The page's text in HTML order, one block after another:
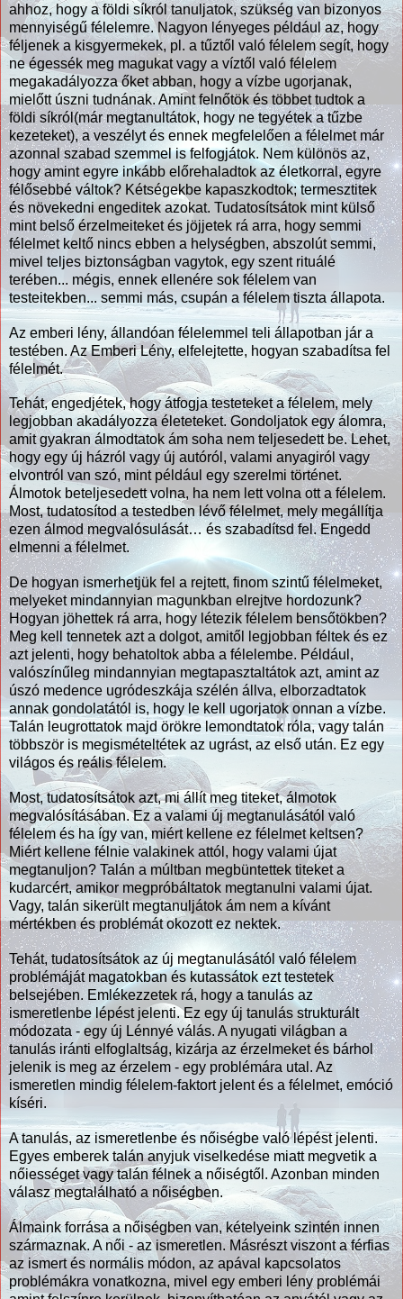
ahhoz, hogy a földi síkról tanuljatok, szükség van bizonyos
mennyiségű félelemre. Nagyon lényeges például az, hogy
féljenek a kisgyermekek, pl. a tűztől való félelem segít, hogy
ne égessék meg magukat vagy a víztől való félelem
megakadályozza őket abban, hogy a vízbe ugorjanak,
mielőtt úszni tudnának. Amint felnőtök és többet tudtok a
földi síkról(már megtanultátok, hogy ne tegyétek a tűzbe
kezeteket), a veszélyt és ennek megfelelően a félelmet már
azonnal szabad szemmel is felfogjátok. Nem különös az,
hogy amint egyre inkább előrehaladtok az életkorral, egyre
félősebbé váltok? Kétségekbe kapaszkodtok; termesztitek
és növekedni engeditek azokat. Tudatosítsátok mint külső
mint belső érzelmeiteket és jöjjetek rá arra, hogy semmi
félelmet keltő nincs ebben a helységben, abszolút semmi,
mivel teljes biztonságban vagytok, egy szent rituálé
terében... mégis, ennek ellenére sok félelem van
testeitekben... semmi más, csupán a félelem tiszta állapota.
Az emberi lény, állandóan félelemmel teli állapotban jár a
testében. Az Emberi Lény, elfelejtette, hogyan szabadítsa fel
félelmét.
Tehát, engedjétek, hogy átfogja testeteket a félelem, mely
legjobban akadályozza életeteket. Gondoljatok egy álomra,
amit gyakran álmodtatok ám soha nem teljesedett be. Lehet,
hogy egy új házról vagy új autóról, valami anyagiról vagy
elvontról van szó, mint például egy szerelmi történet.
Álmotok beteljesedett volna, ha nem lett volna ott a félelem.
Most, tudatosítod a testedben lévő félelmet, mely megállítja
ezen álmod megvalósulását… és szabadítsd fel. Engedd
elmenni a félelmet.
De hogyan ismerhetjük fel a rejtett, finom szintű félelmeket,
melyeket mindannyian magunkban elrejtve hordozunk?
Hogyan jöhettek rá arra, hogy létezik félelem bensőtökben?
Meg kell tennetek azt a dolgot, amitől legjobban féltek és ez
azt jelenti, hogy behatoltok abba a félelembe. Például,
valószínűleg mindannyian megtapasztaltátok azt, amint az
úszó medence ugródeszkája szélén állva, elborzadtatok
annak gondolatától is, hogy le kell ugorjatok onnan a vízbe.
Talán leugrottatok majd örökre lemondtatok róla, vagy talán
többször is megismételtétek az ugrást, az első után. Ez egy
világos és reális félelem.
Most, tudatosítsátok azt, mi állít meg titeket, álmotok
megvalósításában. Ez a valami új megtanulásától való
félelem és ha így van, miért kellene ez félelmet keltsen?
Miért kellene félnie valakinek attól, hogy valami újat
megtanuljon? Talán a múltban megbüntettek titeket a
kudarcért, amikor megpróbáltatok megtanulni valami újat.
Vagy, talán sikerült megtanuljátok ám nem a kívánt
mértékben és problémát okozott ez nektek.
Tehát, tudatosítsátok az új megtanulásától való félelem
problémáját magatokban és kutassátok ezt testetek
belsejében. Emlékezzetek rá, hogy a tanulás az
ismeretlenbe lépést jelenti. Ez egy új tanulás strukturált
módozata - egy új Lénnyé válás. A nyugati világban a
tanulás iránti elfoglaltság, kizárja az érzelmeket és bárhol
jelenik is meg az érzelem - egy problémára utal. Az
ismeretlen mindig félelem-faktort jelent és a félelmet, emóció
kíséri.
A tanulás, az ismeretlenbe és nőiségbe való lépést jelenti.
Egyes emberek talán anyjuk viselkedése miatt megvetik a
nőiességet vagy talán félnek a nőiségtől. Azonban minden
válasz megtalálható a nőiségben.
Álmaink forrása a nőiségben van, kételyeink szintén innen
származnak. A női - az ismeretlen. Másrészt viszont a férfias
az ismert és normális módon, az apával kapcsolatos
problémákra vonatkozna, mivel egy emberi lény problémái